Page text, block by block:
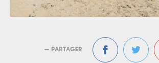
— PARTAGER